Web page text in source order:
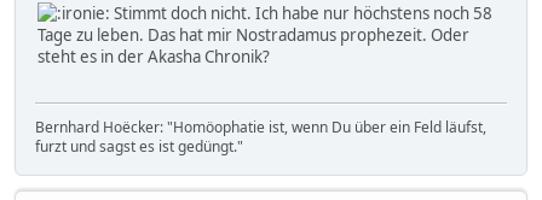
Stimmt doch nicht. Ich habe nur höchstens noch 58
Tage zu leben. Das hat mir Nostradamus prophezeit. Oder
steht es in der Akasha Chronik?
Bernhard Hoëcker: "Homöophatie ist, wenn Du über ein Feld läufst,
furzt und sagst es ist gedüngt."